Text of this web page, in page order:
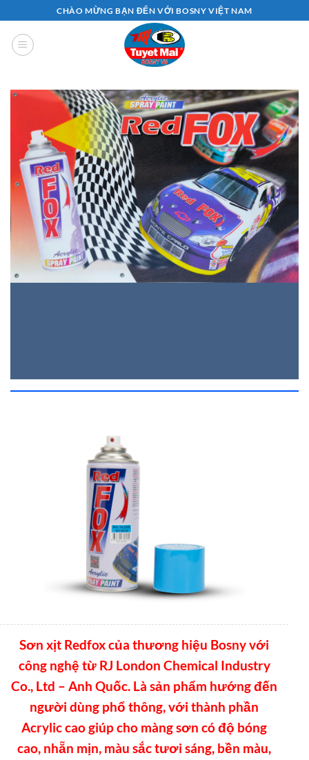
qua
nội
dung
CHÀO MỪNG BẠN ĐẾN VỚI BOSNY VIỆT NAM
Sơn xịt Redfox của thương hiệu Bosny với
công nghệ từ RJ London Chemical Industry
Co., Ltd – Anh Quốc. Là sản phẩm hướng đến
người dùng phổ thông, với thành phần
Acrylic cao giúp cho màng sơn có độ bóng
cao, nhẵn mịn, màu sắc tươi sáng, bền màu,